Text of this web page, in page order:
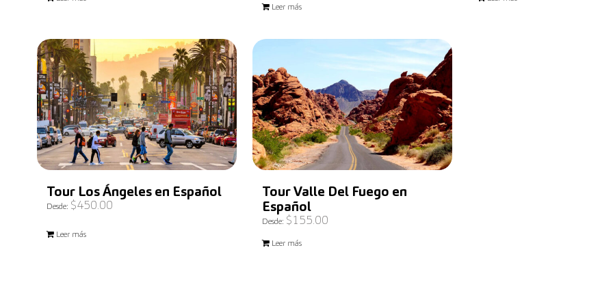
Leer más
Tour Los Ángeles en Español
Desde: $450.00
Leer más
Tour Valle Del Fuego en
Español
Desde: $155.00
Leer más